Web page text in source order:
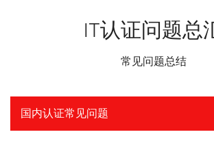
IT认证问题总汇
常见问题总结
国内认证常见问题